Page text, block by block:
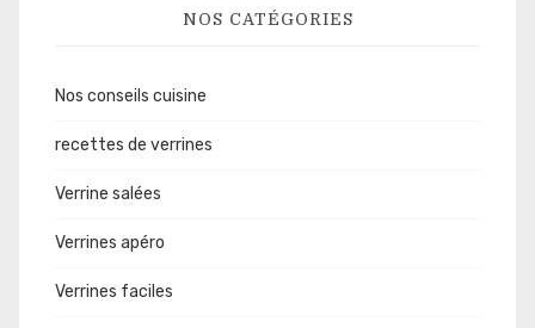
NOS CATÉGORIES
Nos conseils cuisine
recettes de verrines
Verrine salées
Verrines apéro
Verrines faciles